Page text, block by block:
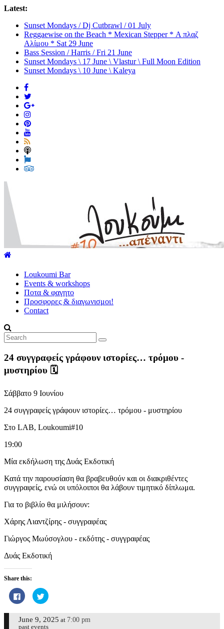
Latest:
Sunset Mondays / Dj Cutbrawl / 01 July
Reggaewise on the Beach * Mexican Stepper * Α πλαζ
Αλίμου * Sat 29 June
Bass Session / Harris / Fri 21 June
Sunset Mondays \ 17 June \ Vlastur \ Full Moon Edition
Sunset Mondays \ 10 June \ Kaleya
Loukoumi
Bar
explore
world
Loukoumi Bar
Events & workshops
Ποτα & φαγητο
Προσφορες & διαγωνισμοι!
Contact
24 συγγραφείς γράφουν ιστορίες… τρόμου -
μυστηρίου 🗓
Σάββατο 9 Ιουνίου
24 συγγραφείς γράφουν ιστορίες… τρόμου - μυστηρίου
Στο LAB, Loukoumi#10
19:00
Μία εκδήλωση της Δυάς Εκδοτική
Κατά την παρουσίαση θα βραβευθούν και οι διακριθέντες
συγγραφείς, ενώ οι υπόλοιποι θα λάβουν τιμητικό δίπλωμα.
Για το βιβλίο θα μιλήσουν:
Χάρης Λιαντζίρης - συγγραφέας
Γιώργος Μωύσογλου - εκδότης - συγγραφέας
Δυάς Εκδοτική
Share this:
Click
to
share
Facebook
(Opens
Click
to
Twitter
(Opens
June 9, 2025 at 7:00 pm
past events